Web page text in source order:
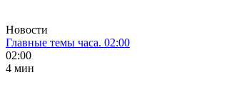
Новости
Главные темы часа. 02:00
02:00
4 мин